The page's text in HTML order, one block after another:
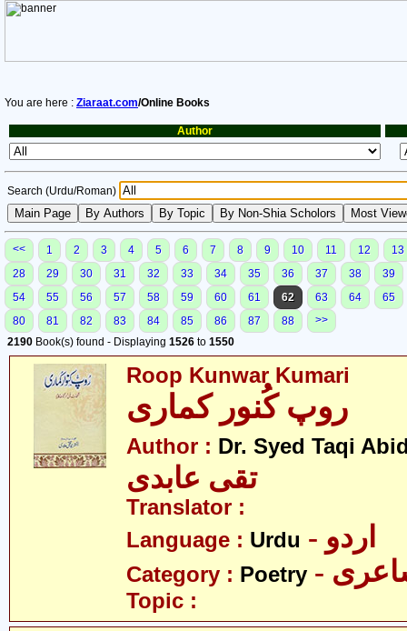
You are here : Ziaraat.com/Online Books
Author
Search (Urdu/Roman)
<< 1 2 3 4 5 6 7 8 9 10 11 12
13
28
29 30 31 32 33 34 35 36 37 38
39
54
55 56 57 58 59 60 61 62 63 64
65
80
81 82 83 84 85 86 87 88
>>
2190 Book(s) found - Displaying 1526 to 1550
Roop Kunwar Kumari
روپ کُنور کماری
Author : Dr. Syed Taqi
تقی عابدی
Translator :
Language : Urdu - اردو
Category : Poetry
Topic :